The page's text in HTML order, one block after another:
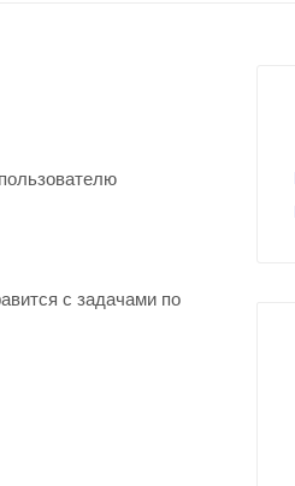
с задачами по